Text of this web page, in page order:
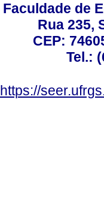
Faculdade de
Rua 235,
CEP:
Tel.:
https://